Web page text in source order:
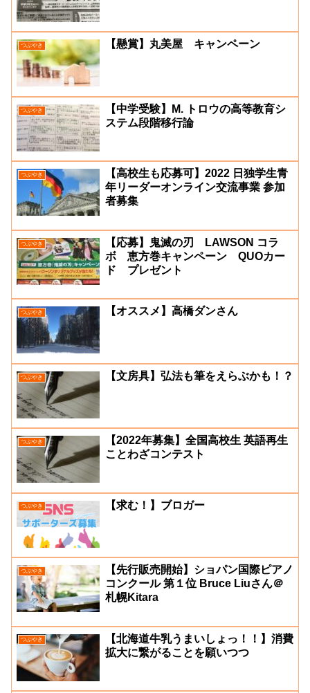
つぶやき 【懸賞】丸美屋 キャンペーン
つぶやき
【中学受験】M. トロウの高等教育シ
ステム段階移行論
つぶやき
【高校生も応募可】2022 日独学生青
年リーダーオンライン交流事業 参加
者募集
つぶやき
【応募】鬼滅の刃 LAWSON コラ
ボ 恵方巻キャンペーン QUOカー
ド プレゼント
つぶやき 【オススメ】高橋ダンさん
つぶやき 【文房具】弘法も筆をえらぶかも！？
つぶやき
【2022年募集】全国高校生 英語再生
ことわざコンテスト
つぶやき 【求む！】ブロガー
つぶやき
【先行販売開始】ショパン国際ピアノ
コンクール 第１位 Bruce Liuさん＠
札幌Kitara
つぶやき
【北海道牛乳うまいしょっ！！】消費
拡大に繋がることを願いつつ